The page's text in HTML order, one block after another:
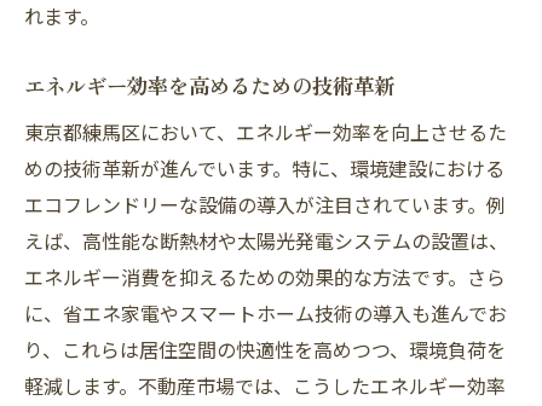
れます。
エネルギー効率を高めるための技術革新
東京都練馬区において、エネルギー効率を向上させるた
めの技術革新が進んでいます。特に、環境建設における
エコフレンドリーな設備の導入が注目されています。例
えば、高性能な断熱材や太陽光発電システムの設置は、
エネルギー消費を抑えるための効果的な方法です。さら
に、省エネ家電やスマートホーム技術の導入も進んでお
り、これらは居住空間の快適性を高めつつ、環境負荷を
軽減します。不動産市場では、こうしたエネルギー効率